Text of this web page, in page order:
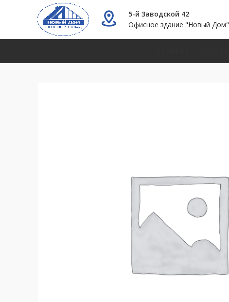
5-й Заводской 42
Офисное здание "Новый Дом"